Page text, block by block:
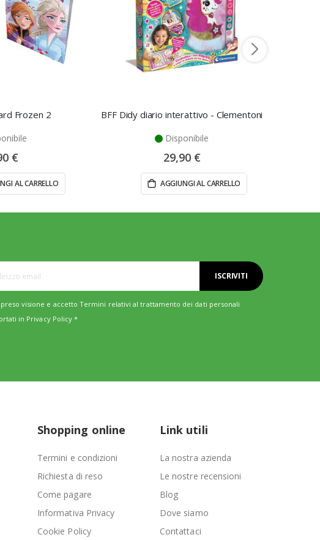
Frozen 2
€
AL CARRELLO
BFF Didy diario interattivo - Clementoni
Disponibile
29,90 €
AGGIUNGI AL CARRELLO
ISCRIVITI
visione e accetto Termini relativi al trattamento dei dati personali
in Privacy Policy *
Shopping online
Termini e condizioni
Richiesta di reso
Come pagare
Informativa Privacy
Cookie Policy
Link utili
La nostra azienda
Le nostre recensioni
Blog
Dove siamo
Contattaci